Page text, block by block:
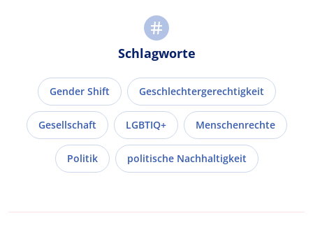
Schlagworte
Gender Shift Geschlechtergerechtigkeit
Gesellschaft LGBTIQ+ Menschenrechte
Politik politische Nachhaltigkeit